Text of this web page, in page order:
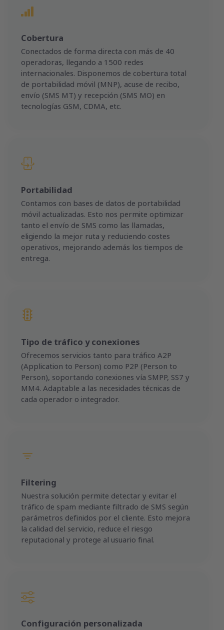
Cobertura
Conectados de forma directa con más de 40
operadoras, llegando a 1500 redes
internacionales. Disponemos de cobertura total
de portabilidad móvil (MNP), acuse de recibo,
envío (SMS MT) y recepción (SMS MO) en
tecnologías GSM, CDMA, etc.
Portabilidad
Contamos con bases de datos de portabilidad
móvil actualizadas. Esto nos permite optimizar
tanto el envío de SMS como las llamadas,
eligiendo la mejor ruta y reduciendo costes
operativos, mejorando además los tiempos de
entrega.
Tipo de tráfico y conexiones
Ofrecemos servicios tanto para tráfico A2P
(Application to Person) como P2P (Person to
Person), soportando conexiones vía SMPP, SS7 y
MM4. Adaptable a las necesidades técnicas de
cada operador o integrador.
Filtering
Nuestra solución permite detectar y evitar el
tráfico de spam mediante filtrado de SMS según
parámetros definidos por el cliente. Esto mejora
la calidad del servicio, reduce el riesgo
reputacional y protege al usuario final.
Configuración personalizada